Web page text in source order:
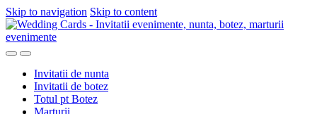
Skip to navigation Skip to content
Invitatii de nunta
Invitatii de botez
Totul pt Botez
Marturii